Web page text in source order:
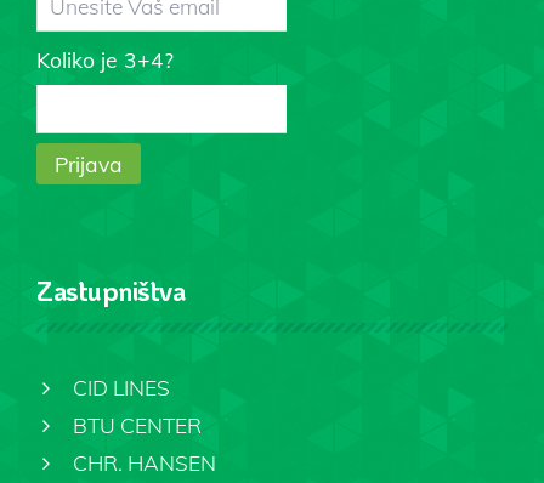
Koliko je 3+4?
Zastupništva
CID LINES
BTU CENTER
CHR. HANSEN